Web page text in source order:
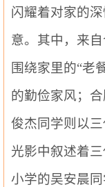
闪耀着对家的
意。其中，来
围绕家里的“老
的勤俭家风；
俊杰同学则以
光影中叙述着
小学的吴安晨